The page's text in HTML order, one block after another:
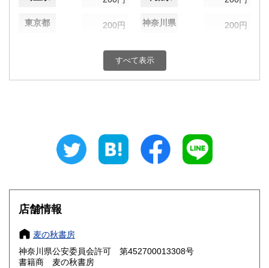
東京都 200円 神奈川県 200円
200円 富山県
200円 三重県
大阪府
奈良県
鳥取県 200円 島根県
すべて表示
店舗情報
麦の秋書房
神奈川県公安委員会許可 第452700013308号
書籍商 麦の秋書房